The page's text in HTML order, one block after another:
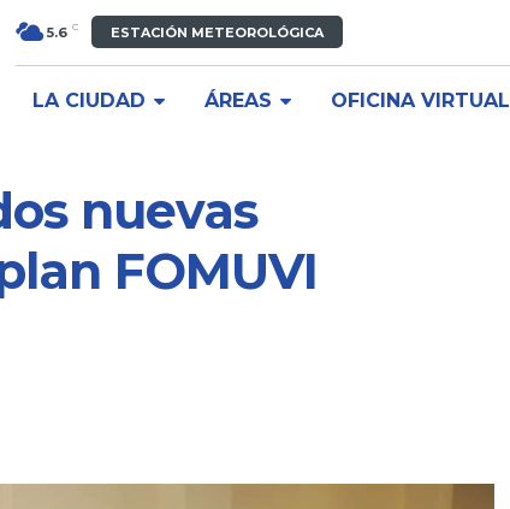
5.6 C ESTACIÓN METEOROLÓGICA
LA CIUDAD ÁREAS OFICINA VIRTUAL
nuevas
FOMUVI